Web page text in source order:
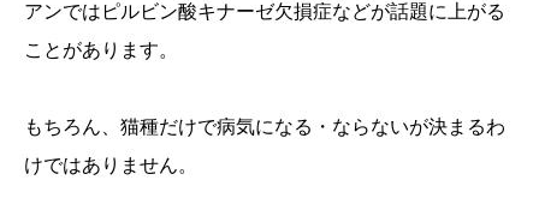
アンではピルビン酸キナーゼ欠損症などが話題に上がる
ことがあります。
もちろん、猫種だけで病気になる・ならないが決まるわ
けではありません。